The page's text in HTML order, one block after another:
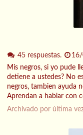
45 respuestas.
Mis negros, si yo pude
detiene a ustedes? No
negros, tambien ayuda
Aprendan a hablar con
Archivado por última